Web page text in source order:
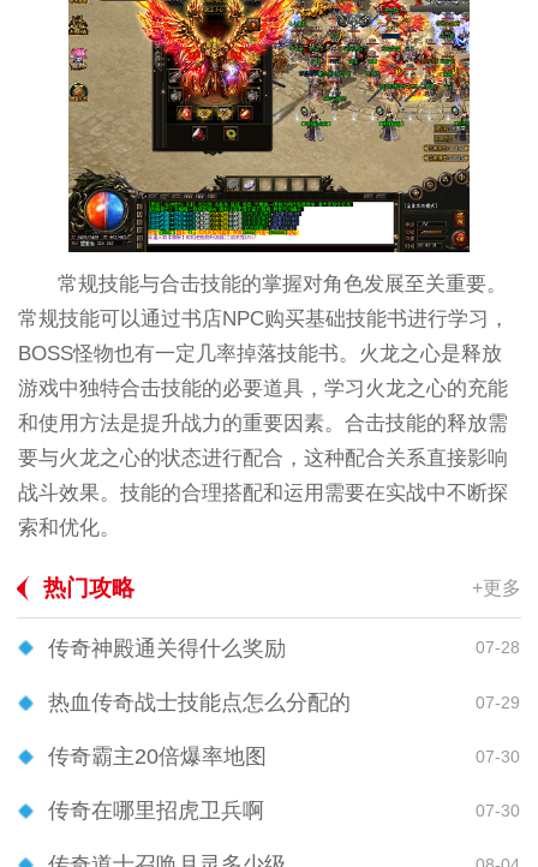
常规技能与合击技能的掌握对角色发展至关重要。
常规技能可以通过书店NPC购买基础技能书进行学习，
BOSS怪物也有一定几率掉落技能书。火龙之心是释放
游戏中独特合击技能的必要道具，学习火龙之心的充能
和使用方法是提升战力的重要因素。合击技能的释放需
要与火龙之心的状态进行配合，这种配合关系直接影响
战斗效果。技能的合理搭配和运用需要在实战中不断探
索和优化。
热门攻略 +更多
传奇神殿通关得什么奖励 07-28
热血传奇战士技能点怎么分配的 07-29
传奇霸主20倍爆率地图 07-30
传奇在哪里招虎卫兵啊 07-30